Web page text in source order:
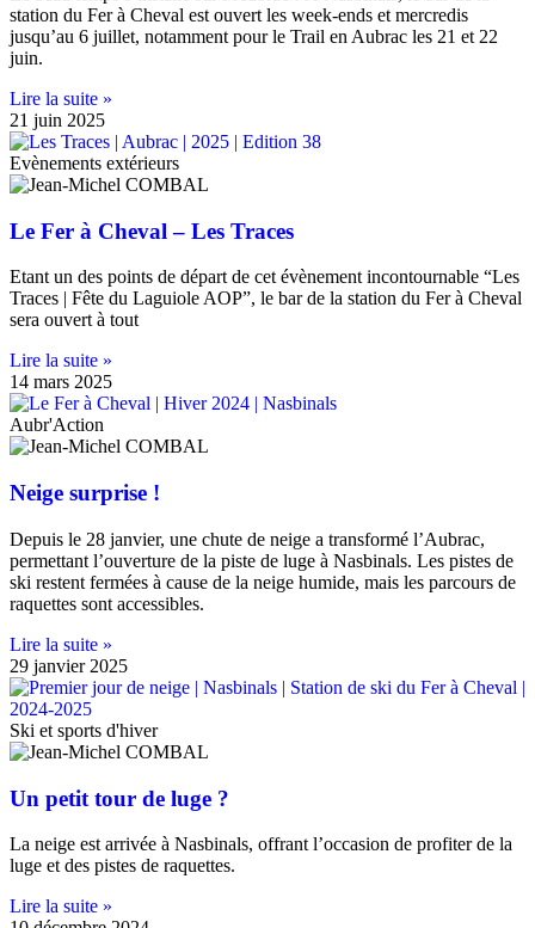
station du Fer à Cheval est ouvert les week-ends et mercredis
jusqu’au 6 juillet, notamment pour le Trail en Aubrac les 21 et 22
juin.
Lire la suite »
21 juin 2025
Evènements extérieurs
Le Fer à Cheval – Les Traces
Etant un des points de départ de cet évènement incontournable “Les
Traces | Fête du Laguiole AOP”, le bar de la station du Fer à Cheval
sera ouvert à tout
Lire la suite »
14 mars 2025
Aubr'Action
Neige surprise !
Depuis le 28 janvier, une chute de neige a transformé l’Aubrac,
permettant l’ouverture de la piste de luge à Nasbinals. Les pistes de
ski restent fermées à cause de la neige humide, mais les parcours de
raquettes sont accessibles.
Lire la suite »
29 janvier 2025
Ski et sports d'hiver
Un petit tour de luge ?
La neige est arrivée à Nasbinals, offrant l’occasion de profiter de la
luge et des pistes de raquettes.
Lire la suite »